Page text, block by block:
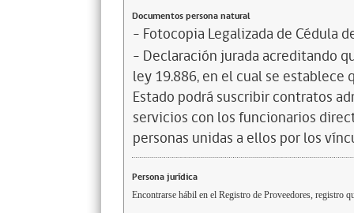
Documentos persona natural
- Fotocopia Legalizada de Cédula
- Declaración jurada acreditando
ley 19.886, en el cual se
Estado podrá suscribir contratos
servicios con los funcionarios
personas unidas a ellos por los
Persona jurídica
Encontrarse hábil en el Registro de Proveedores, registro